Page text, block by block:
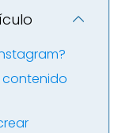
contenido